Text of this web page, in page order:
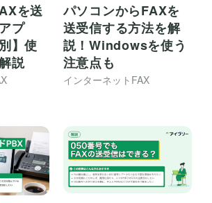
を送
プ
】使
説
パソコンからFAXを
送受信する方法を解
説！Windowsを使う
注意点も
インターネットFAX